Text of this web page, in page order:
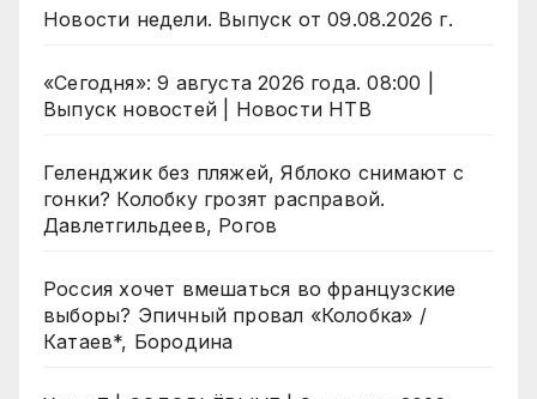
Новости недели. Выпуск от 09.08.2026 г.
«Сегодня»: 9 августа 2026 года. 08:00 |
Выпуск новостей | Новости НТВ
Геленджик без пляжей, Яблоко снимают с
гонки? Колобку грозят расправой.
Давлетгильдеев, Рогов
Россия хочет вмешаться во французские
выборы? Эпичный провал «Колобка» /
Катаев*, Бородина